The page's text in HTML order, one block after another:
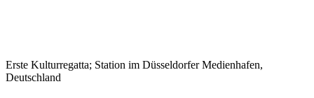
Erste Kulturregatta; Station im Düsseldorfer Medienhafen,
Deutschland